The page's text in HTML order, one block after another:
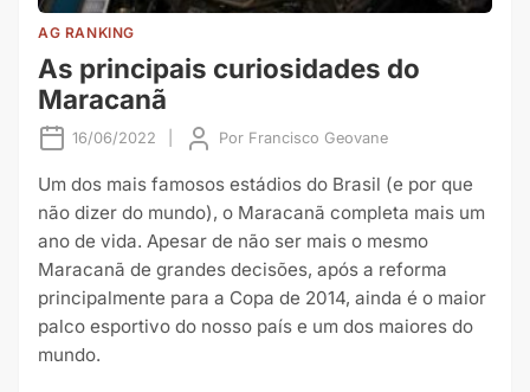
AG RANKING
As principais curiosidades do
Maracanã
16/06/2022 Por Francisco Geovane
Um dos mais famosos estádios do Brasil (e por que
não dizer do mundo), o Maracanã completa mais um
ano de vida. Apesar de não ser mais o mesmo
Maracanã de grandes decisões, após a reforma
principalmente para a Copa de 2014, ainda é o maior
palco esportivo do nosso país e um dos maiores do
mundo.